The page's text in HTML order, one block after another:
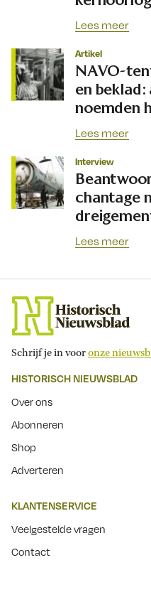
Lees meer
Artikel
NAVO-
en
noemden
Lees meer
Interview
chantage
Lees meer
Schrijf je in vooronze
HISTORISCH NIEUWSBLAD
Over ons
Abonneren
Shop
Adverteren
KLANTENSERVICE
Veelgestelde vragen
Contact